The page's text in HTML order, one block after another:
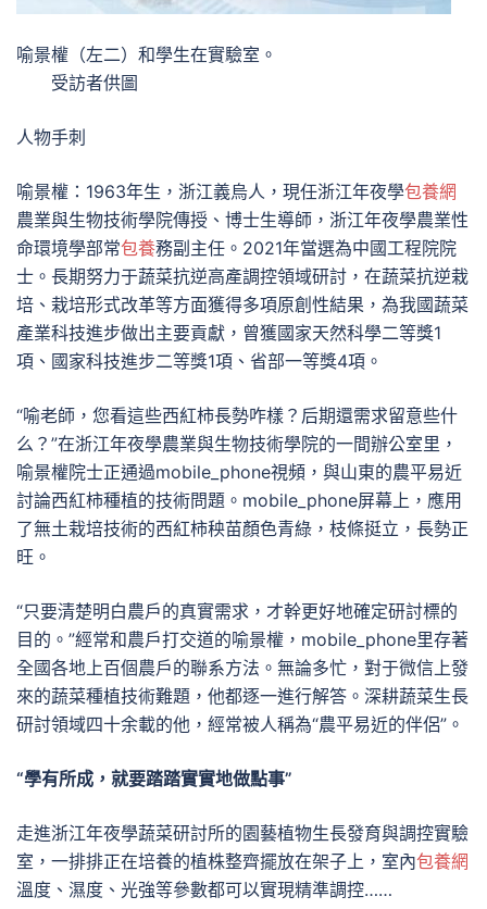
喻景權（左二）和學生在實驗室。
受訪者供圖
人物手刺
喻景權：1963年生，浙江義烏人，現任浙江年夜學包養網
農業與生物技術學院傳授、博士生導師，浙江年夜學農業性
命環境學部常包養務副主任。2021年當選為中國工程院院
士。長期努力于蔬菜抗逆高產調控領域研討，在蔬菜抗逆栽
培、栽培形式改革等方面獲得多項原創性結果，為我國蔬菜
產業科技進步做出主要貢獻，曾獲國家天然科學二等獎1
項、國家科技進步二等獎1項、省部一等獎4項。
“喻老師，您看這些西紅柿長勢咋樣？后期還需求留意些什
么？”在浙江年夜學農業與生物技術學院的一間辦公室里，
喻景權院士正通過mobile_phone視頻，與山東的農平易近
討論西紅柿種植的技術問題。mobile_phone屏幕上，應用
了無土栽培技術的西紅柿秧苗顏色青綠，枝條挺立，長勢正
旺。
“只要清楚明白農戶的真實需求，才幹更好地確定研討標的
目的。”經常和農戶打交道的喻景權，mobile_phone里存著
全國各地上百個農戶的聯系方法。無論多忙，對于微信上發
來的蔬菜種植技術難題，他都逐一進行解答。深耕蔬菜生長
研討領域四十余載的他，經常被人稱為“農平易近的伴侶”。
“學有所成，就要踏踏實實地做點事”
走進浙江年夜學蔬菜研討所的園藝植物生長發育與調控實驗
室，一排排正在培養的植株整齊擺放在架子上，室內包養網
溫度、濕度、光強等參數都可以實現精準調控……